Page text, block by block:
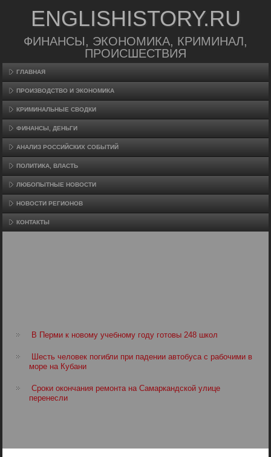
ENGLISHISTORY.RU
ФИНАНСЫ, ЭКОНОМИКА, КРИМИНАЛ,
ПРОИСШЕСТВИЯ
ГЛАВНАЯ
ПРОИЗВΟДСТВО И ЭКОНОМИКА
КРИМИНАЛЬНЫЕ СВОДКИ
ФИНАНСЫ, ДЕНЬГИ
АНАЛИЗ РОССИЙСКИХ СОБЫТИЙ
ПОЛИТИКА, ВЛАСТЬ
ЛЮБОПЫТНЫЕ НОВОСТИ
НОВОСТИ РЕГИОНОВ
КОНТАКТЫ
В Перми к новому учебному году готовы 248 школ
Шесть человек погибли при падении автобуса с рабочими в
море на Кубани
Сроки окончания ремонта на Самаркандской улице
перенесли